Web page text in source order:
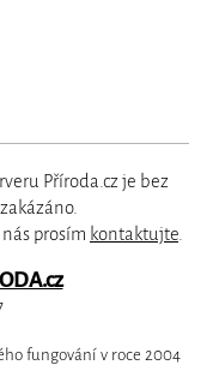
Příroda.cz je bez
zakázáno.
prosím kontaktujte.
fungování v roce 2004